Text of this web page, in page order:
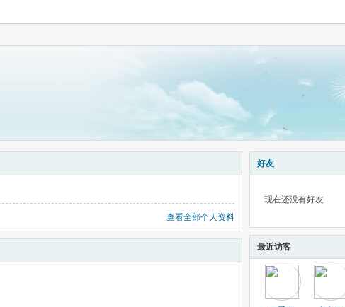
查看全部个人资料
好友
现在还没有好友
最近访客